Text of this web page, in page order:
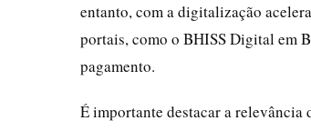
entanto, com a digitalização
portais, como o BHISS Digital em
pagamento.
É importante destacar a relevância